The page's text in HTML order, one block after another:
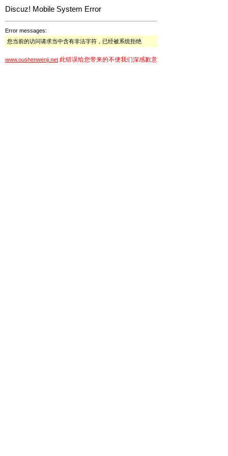
Discuz! Mobile System Error
Error messages:
您当前的访问请求当中含有非法字符，已经被系统拒绝
www.oushenwenji.net 此错误给您带来的不便我们深感歉意